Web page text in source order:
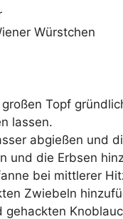
Würstchen
Topf
lassen.
abgießen und
und die Erbsen
bei mittlerer
Zwiebeln